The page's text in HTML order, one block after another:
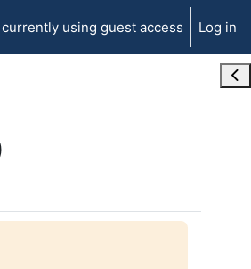
using guest access Log in